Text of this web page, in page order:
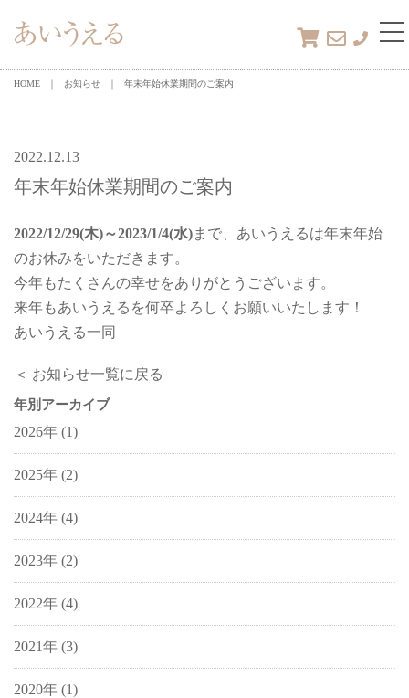
HOME お知らせ 年末年始休業期間のご案内
2022.12.13
年末年始休業期間のご案内
2022/12/29(木)～2023/1/4(水)まで、あいうえるは年末年始
のお休みをいただきます。
今年もたくさんの幸せをありがとうございます。
来年もあいうえるを何卒よろしくお願いいたします！
あいうえる一同
＜ お知らせ一覧に戻る
年別アーカイブ
2026年 (1)
2025年 (2)
2024年 (4)
2023年 (2)
2022年 (4)
2021年 (3)
2020年 (1)